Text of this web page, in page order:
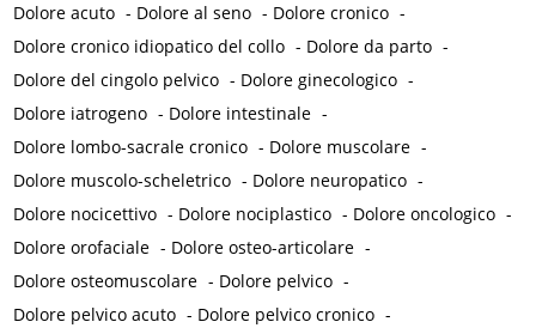
Dolore acuto - Dolore al seno - Dolore cronico -
Dolore cronico idiopatico del collo - Dolore da parto -
Dolore del cingolo pelvico - Dolore ginecologico -
Dolore iatrogeno - Dolore intestinale -
Dolore lombo-sacrale cronico - Dolore muscolare -
Dolore muscolo-scheletrico - Dolore neuropatico -
Dolore nocicettivo - Dolore nociplastico - Dolore oncologico -
Dolore orofaciale - Dolore osteo-articolare -
Dolore osteomuscolare - Dolore pelvico -
Dolore pelvico acuto - Dolore pelvico cronico -